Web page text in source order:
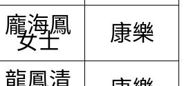
龐海鳳
女士 康樂